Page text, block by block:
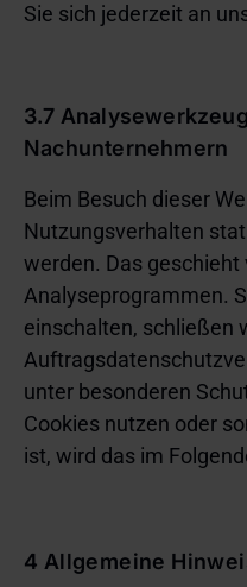
Sie sich jederzeit an
3.7
Nachunternehmern
Beim Besuch dieser
Nutzungsverhalten
werden. Das
Analyseprogrammen.
einschalten, schließen
unter besonderen
Cookies nutzen oder
ist, wird das im
4 Allgemeine